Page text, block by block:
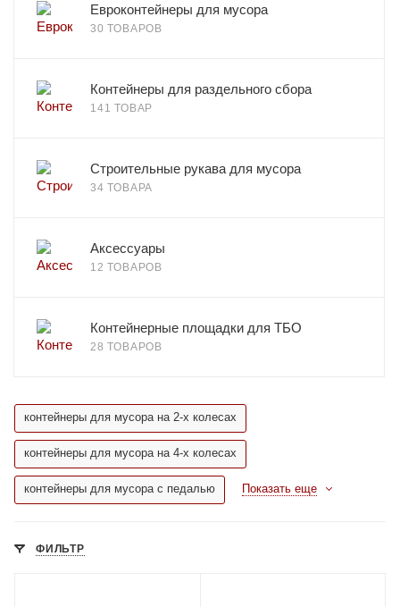
Евроконтейнеры для мусора
30 ТОВАРОВ
Контейнеры для раздельного сбора
141 ТОВАР
Строительные рукава для мусора
34 ТОВАРА
Аксессуары
12 ТОВАРОВ
Контейнерные площадки для ТБО
28 ТОВАРОВ
контейнеры для мусора на 2-х колесах
контейнеры для мусора на 4-х колесах
контейнеры для мусора с педалью Показать еще
ФИЛЬТР